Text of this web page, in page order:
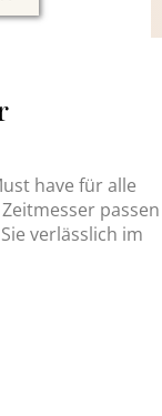
have für alle
passen
verlässlich im